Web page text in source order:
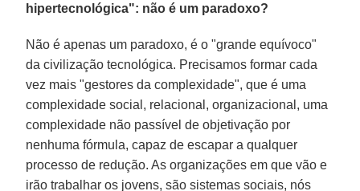
hipertecnológica": não é um paradoxo?
Não é apenas um paradoxo, é o "grande equívoco"
da civilização tecnológica. Precisamos formar cada
vez mais "gestores da complexidade", que é uma
complexidade social, relacional, organizacional, uma
complexidade não passível de objetivação por
nenhuma fórmula, capaz de escapar a qualquer
processo de redução. As organizações em que vão e
irão trabalhar os jovens, são sistemas sociais, nós